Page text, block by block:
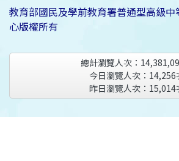
教育部國民及學前教育署普通型高級
心版權所有
總計瀏覽人次：
今日瀏覽人次： 14,256
昨日瀏覽人次： 15,014